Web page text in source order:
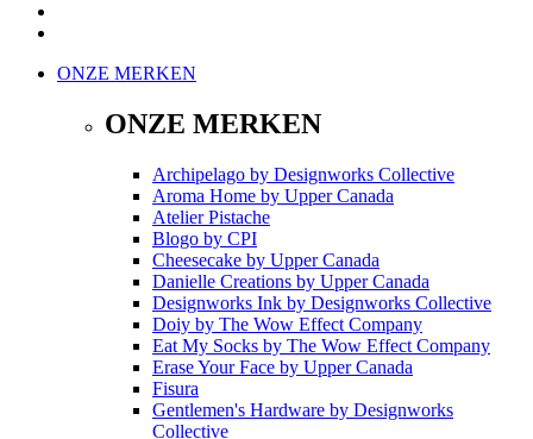
ONZE MERKEN
ONZE MERKEN
Archipelago by Designworks Collective
Aroma Home by Upper Canada
Atelier Pistache
Blogo by CPI
Cheesecake by Upper Canada
Danielle Creations by Upper Canada
Designworks Ink by Designworks Collective
Doiy by The Wow Effect Company
Eat My Socks by The Wow Effect Company
Erase Your Face by Upper Canada
Fisura
Gentlemen's Hardware by Designworks
Collective